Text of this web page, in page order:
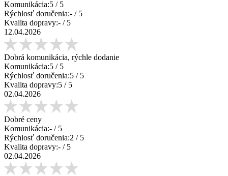
Komunikácia:5 / 5
Rýchlosť doručenia:- / 5
Kvalita dopravy:- / 5
12.04.2026
Dobrá komunikácia, rýchle dodanie
Komunikácia:5 / 5
Rýchlosť doručenia:5 / 5
Kvalita dopravy:5 / 5
02.04.2026
Dobré ceny
Komunikácia:- / 5
Rýchlosť doručenia:2 / 5
Kvalita dopravy:- / 5
02.04.2026